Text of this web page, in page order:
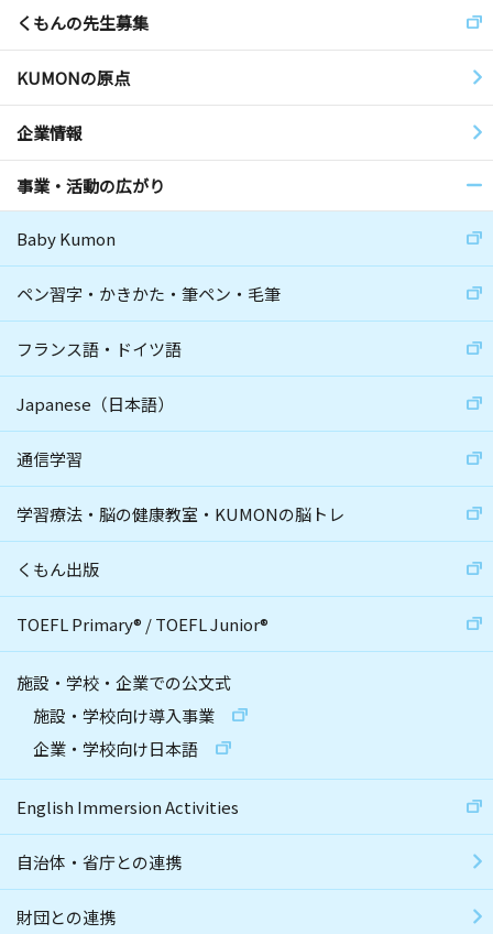
くもんの先生募集
KUMONの原点
企業情報
事業・活動の広がり
Baby Kumon
ペン習字・かきかた・筆ペン・毛筆
フランス語・ドイツ語
Japanese（日本語）
通信学習
学習療法・脳の健康教室・KUMONの脳トレ
くもん出版
TOEFL Primary® /TOEFL Junior®
施設・学校・企業での公文式
施設・学校向け導入事業
企業・学校向け日本語
English Immersion Activities
自治体・省庁との連携
財団との連携